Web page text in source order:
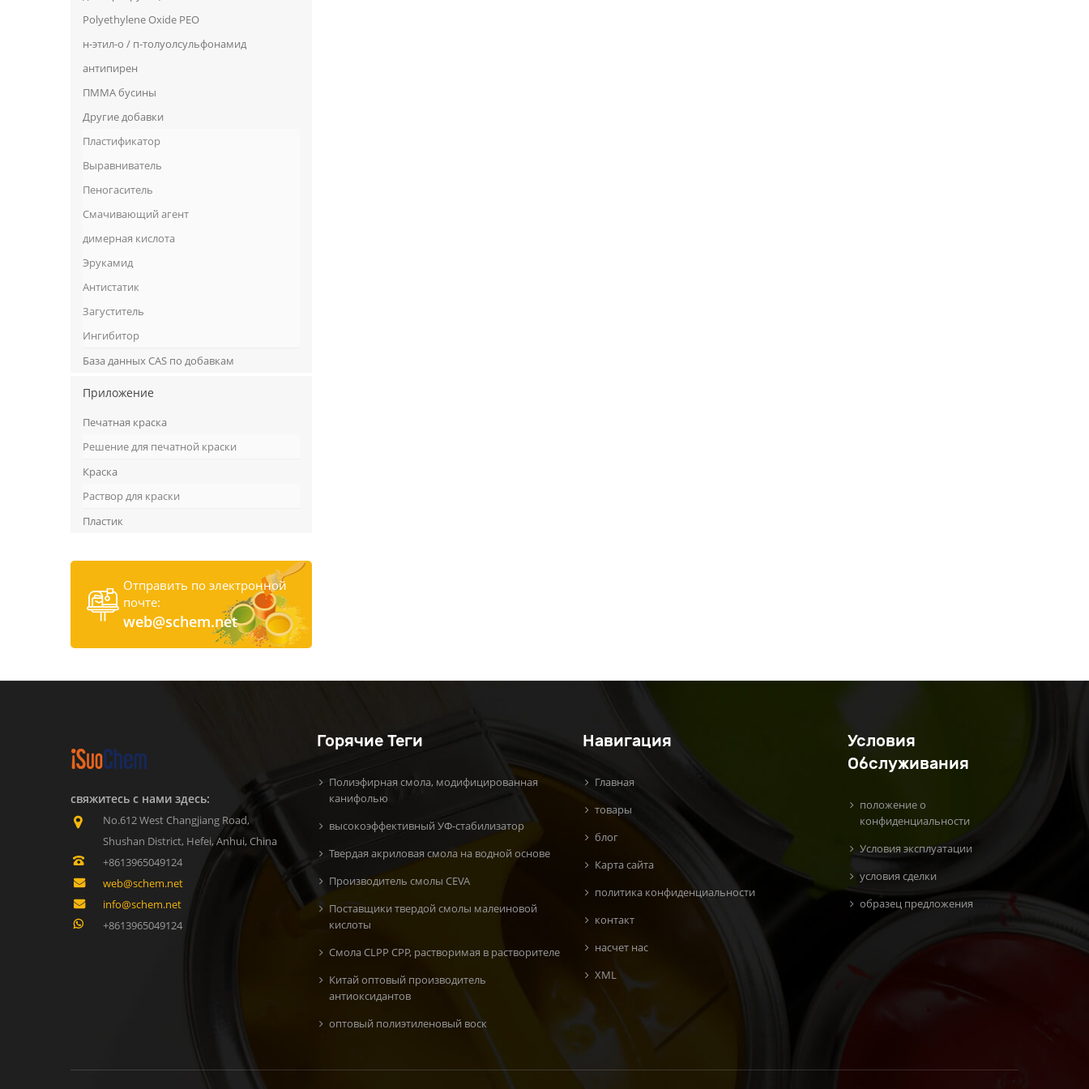
Polyethylene Oxide PEO
н-этил-о / п-толуолсульфонамид
антипирен
ПММА бусины
Другие добавки
Пластификатор
Выравниватель
Пеногаситель
Смачивающий агент
димерная кислота
Эрукамид
Антистатик
Загуститель
Ингибитор
База данных CAS по добавкам
Приложение
Печатная краска
Решение для печатной краски
Краска
Раствор для краски
Пластик
Отправить по электронной
почте:
web@schem.net
свяжитесь с нами здесь:
No.612 West Changjiang Road,
Shushan District, Hefei, Anhui, China
+8613965049124
web@schem.net
info@schem.net
+8613965049124
Горячие Теги
Полиэфирная смола, модифицированная
канифолью
высокоэффективный УФ-стабилизатор
Твердая акриловая смола на водной основе
Производитель смолы CEVA
Поставщики твердой смолы малеиновой
кислоты
Смола CLPP CPP, растворимая в растворителе
Китай оптовый производитель
антиоксидантов
oптовый полиэтиленовый воск
Навигация
Главная
товары
блог
Карта сайта
политика конфиденциальности
контакт
насчет нас
XML
Условия
Обслуживания
положение о
конфиденциальности
Условия эксплуатации
условия сделки
образец предложения